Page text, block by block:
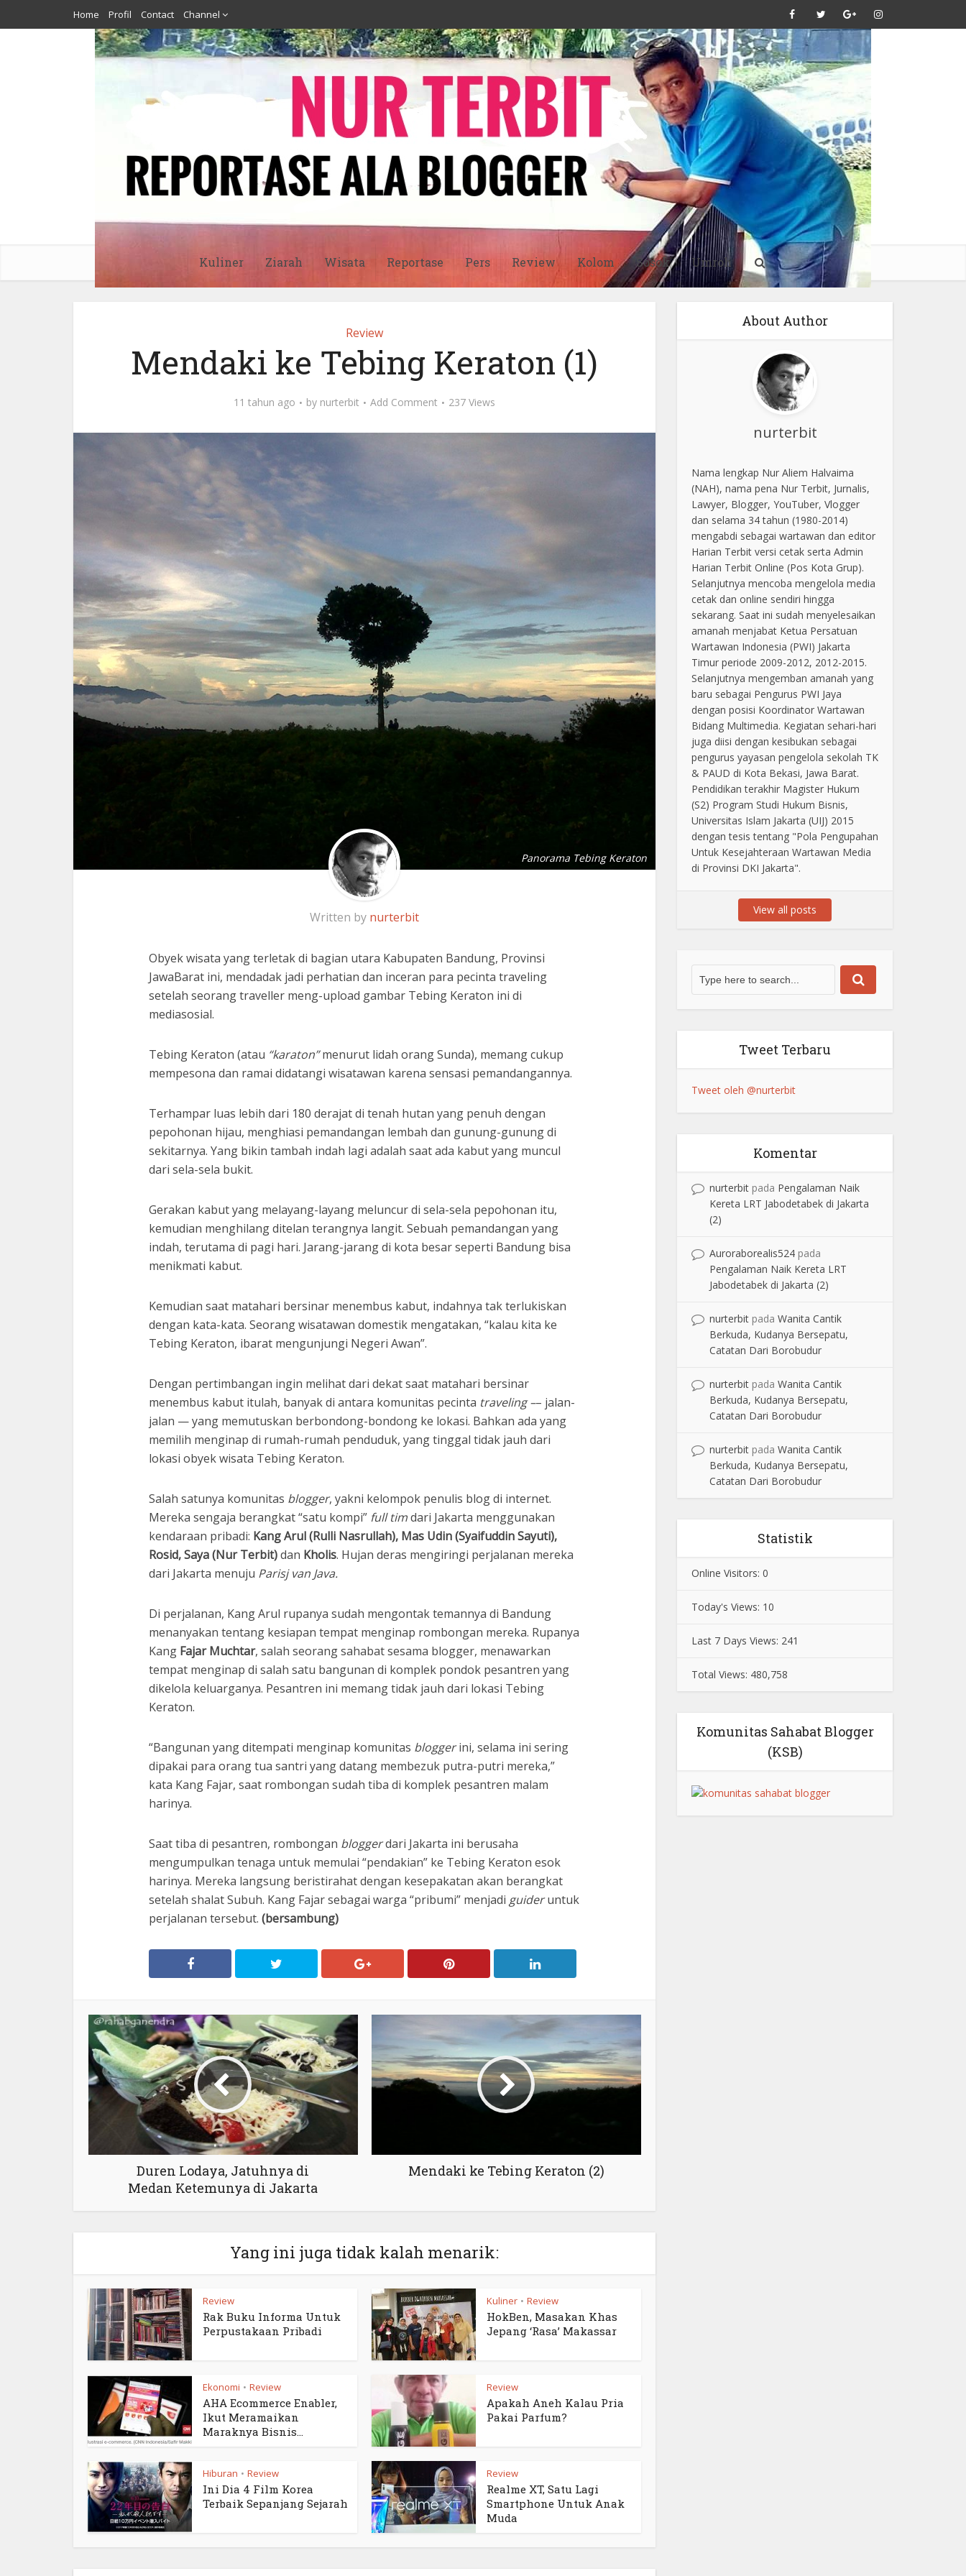
Home Profil Contact Channel
Kuliner Ziarah Wisata Reportase Pers Review Kolom Sosok Umroh
Review
Mendaki ke Tebing Keraton (1)
11 tahun ago by nurterbit Add Comment 237 Views
Panorama Tebing Keraton
Written by nurterbit
Obyek wisata yang terletak di bagian utara Kabupaten Bandung, Provinsi
JawaBarat ini, mendadak jadi perhatian dan inceran para pecinta traveling
setelah seorang traveller meng-upload gambar Tebing Keraton ini di
mediasosial.
Tebing Keraton (atau “karaton”menurut lidah orang Sunda), memang cukup
mempesona dan ramai didatangi wisatawan karena sensasi pemandangannya.
Terhampar luas lebih dari 180 derajat di tenah hutan yang penuh dengan
pepohonan hijau, menghiasi pemandangan lembah dan gunung-gunung di
sekitarnya. Yang bikin tambah indah lagi adalah saat ada kabut yang muncul
dari sela-sela bukit.
Gerakan kabut yang melayang-layang meluncur di sela-sela pepohonan itu,
kemudian menghilang ditelan terangnya langit. Sebuah pemandangan yang
indah, terutama di pagi hari. Jarang-jarang di kota besar seperti Bandung bisa
menikmati kabut.
Kemudian saat matahari bersinar menembus kabut, indahnya tak terlukiskan
dengan kata-kata. Seorang wisatawan domestik mengatakan, “kalau kita ke
Tebing Keraton, ibarat mengunjungi Negeri Awan”.
Dengan pertimbangan ingin melihat dari dekat saat matahari bersinar
menembus kabut itulah, banyak di antara komunitas pecinta traveling –– jalan-
jalan — yang memutuskan berbondong-bondong ke lokasi. Bahkan ada yang
memilih menginap di rumah-rumah penduduk, yang tinggal tidak jauh dari
lokasi obyek wisata Tebing Keraton.
Salah satunya komunitas blogger, yakni kelompok penulis blog di internet.
Mereka sengaja berangkat “satu kompi” full timdari Jakarta menggunakan
kendaraan pribadi: Kang Arul (Rulli Nasrullah), Mas Udin (Syaifuddin Sayuti),
Rosid, Saya (Nur Terbit)dan Kholis. Hujan deras mengiringi perjalanan mereka
dari Jakarta menuju Parisj van Java.
Di perjalanan, Kang Arul rupanya sudah mengontak temannya di Bandung
menanyakan tentang kesiapan tempat menginap rombongan mereka. Rupanya
Kang Fajar Muchtar, salah seorang sahabat sesama blogger, menawarkan
tempat menginap di salah satu bangunan di komplek pondok pesantren yang
dikelola keluarganya. Pesantren ini memang tidak jauh dari lokasi Tebing
Keraton.
“Bangunan yang ditempati menginap komunitas bloggerini, selama ini sering
dipakai para orang tua santri yang datang membezuk putra-putri mereka,”
kata Kang Fajar, saat rombongan sudah tiba di komplek pesantren malam
harinya.
Saat tiba di pesantren, rombongan bloggerdari Jakarta ini berusaha
mengumpulkan tenaga untuk memulai “pendakian” ke Tebing Keraton esok
harinya. Mereka langsung beristirahat dengan kesepakatan akan berangkat
setelah shalat Subuh. Kang Fajar sebagai warga “pribumi” menjadi guideruntuk
perjalanan tersebut. (bersambung)
Duren Lodaya, Jatuhnya di
Medan Ketemunya di Jakarta
Mendaki ke Tebing Keraton (2)
Yang ini juga tidak kalah menarik:
Review
Rak Buku Informa Untuk
Perpustakaan Pribadi
Kuliner • Review
HokBen, Masakan Khas
Jepang ‘Rasa’ Makassar
Ekonomi • Review
AHA Ecommerce Enabler,
Ikut Meramaikan
Maraknya Bisnis...
Review
Apakah Aneh Kalau Pria
Pakai Parfum?
Hiburan • Review
Ini Dia 4 Film Korea
Terbaik Sepanjang Sejarah
Review
Realme XT, Satu Lagi
Smartphone Untuk Anak
Muda
About Author
nurterbit
Nama lengkap Nur Aliem Halvaima
(NAH), nama pena Nur Terbit, Jurnalis,
Lawyer, Blogger, YouTuber, Vlogger
dan selama 34 tahun (1980-2014)
mengabdi sebagai wartawan dan editor
Harian Terbit versi cetak serta Admin
Harian Terbit Online (Pos Kota Grup).
Selanjutnya mencoba mengelola media
cetak dan online sendiri hingga
sekarang. Saat ini sudah menyelesaikan
amanah menjabat Ketua Persatuan
Wartawan Indonesia (PWI) Jakarta
Timur periode 2009-2012, 2012-2015.
Selanjutnya mengemban amanah yang
baru sebagai Pengurus PWI Jaya
dengan posisi Koordinator Wartawan
Bidang Multimedia. Kegiatan sehari-hari
juga diisi dengan kesibukan sebagai
pengurus yayasan pengelola sekolah TK
& PAUD di Kota Bekasi, Jawa Barat.
Pendidikan terakhir Magister Hukum
(S2) Program Studi Hukum Bisnis,
Universitas Islam Jakarta (UIJ) 2015
dengan tesis tentang "Pola Pengupahan
Untuk Kesejahteraan Wartawan Media
di Provinsi DKI Jakarta".
View all posts
Tweet Terbaru
Tweet oleh @nurterbit
Komentar
nurterbit pada Pengalaman Naik
Kereta LRT Jabodetabek di Jakarta
(2)
Auroraborealis524 pada
Pengalaman Naik Kereta LRT
Jabodetabek di Jakarta (2)
nurterbit pada Wanita Cantik
Berkuda, Kudanya Bersepatu,
Catatan Dari Borobudur
nurterbit pada Wanita Cantik
Berkuda, Kudanya Bersepatu,
Catatan Dari Borobudur
nurterbit pada Wanita Cantik
Berkuda, Kudanya Bersepatu,
Catatan Dari Borobudur
Statistik
Online Visitors: 0
Today's Views: 10
Last 7 Days Views: 241
Total Views: 480,758
Komunitas Sahabat Blogger
(KSB)